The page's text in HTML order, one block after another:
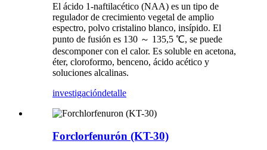
El ácido 1-naftilacético (NAA) es un tipo de
regulador de crecimiento vegetal de amplio
espectro, polvo cristalino blanco, insípido. El
punto de fusión es 130 ～ 135,5 ℃, se puede
descomponer con el calor. Es soluble en acetona,
éter, cloroformo, benceno, ácido acético y
soluciones alcalinas.
investigacióndetalle
Forclorfenurón (KT-30)